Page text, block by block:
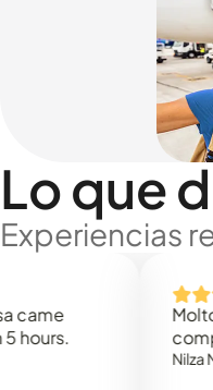
Lo que
Experiencias
Molto